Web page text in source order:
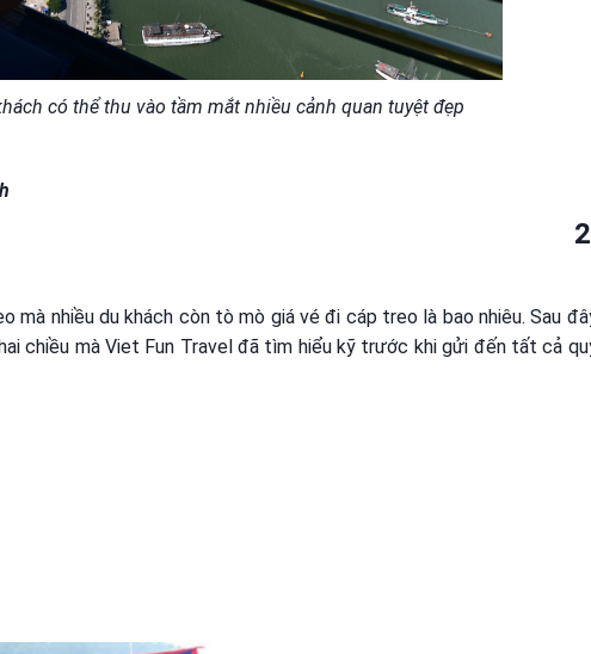
có thể thu vào tầm mắt nhiều cảnh quan tuyệt đẹp
mà nhiều du khách còn tò mò giá vé đi cáp treo là bao nhiêu. Sau
chiều mà Viet Fun Travel đã tìm hiểu kỹ trước khi gửi đến tất cả